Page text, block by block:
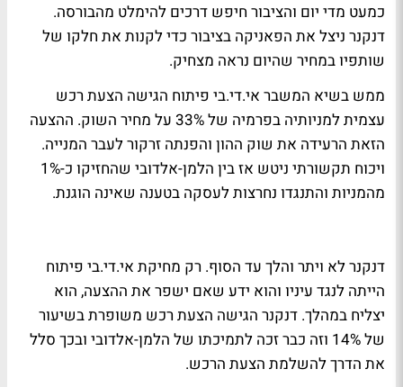
כמעט מדי יום והציבור חיפש דרכים להימלט מהבורסה.
דנקנר ניצל את הפאניקה בציבור כדי לקנות את חלקו של
שותפיו במחיר שהיום נראה מצחיק.
ממש בשיא המשבר אי.די.בי פיתוח הגישה הצעת רכש
עצמית למניותיה בפרמיה של 33% על מחיר השוק. ההצעה
הזאת הרעידה את שוק ההון והפנתה זרקור לעבר המנייה.
ויכוח תקשורתי ניטש אז בין הלמן-אלדובי שהחזיקו כ-1%
מהמניות והתנגדו נחרצות לעסקה בטענה שאינה הוגנת.
דנקנר לא ויתר והלך עד הסוף. רק מחיקת אי.די.בי פיתוח
הייתה לנגד עיניו והוא ידע שאם ישפר את ההצעה, הוא
יצליח במהלך. דנקנר הגישה הצעת רכש משופרת בשיעור
של 14% וזה כבר זכה לתמיכתו של הלמן-אלדובי ובכך סלל
את הדרך להשלמת הצעת הרכש.